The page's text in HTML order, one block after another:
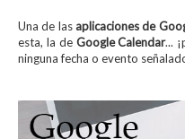
Una de las aplicaciones de
esta, la de Google Calendar...
ninguna fecha o evento